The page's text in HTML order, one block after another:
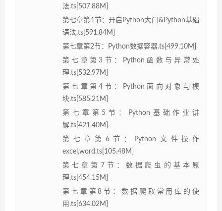
法.ts[507.88M]
第七章第1节：开启Python大门&Python基础
语法.ts[591.84M]
第七章第2节：Python数据容器.ts[499.10M]
第七章第3节：Python函数与异常处
理.ts[532.97M]
第七章第4节：Python面向对象与模
块.ts[585.21M]
第七章第5节：Python基础作业讲
解.ts[421.40M]
第七章第6节：Python文件操作
excel,word.ts[105.48M]
第七章第7节：数据爬虫的基本原
理.ts[454.15M]
第七章第8节：数据爬取常用库的使
用.ts[634.02M]